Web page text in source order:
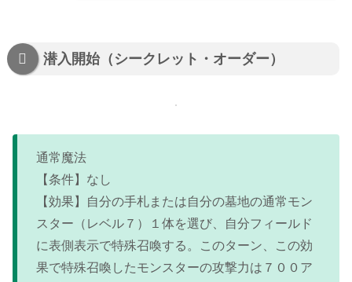
潜入開始（シークレット・オーダー）
通常魔法
【条件】なし
【効果】自分の手札または自分の墓地の通常モン
スター（レベル７）１体を選び、自分フィールド
に表側表示で特殊召喚する。このターン、この効
果で特殊召喚したモンスターの攻撃力は７００ア